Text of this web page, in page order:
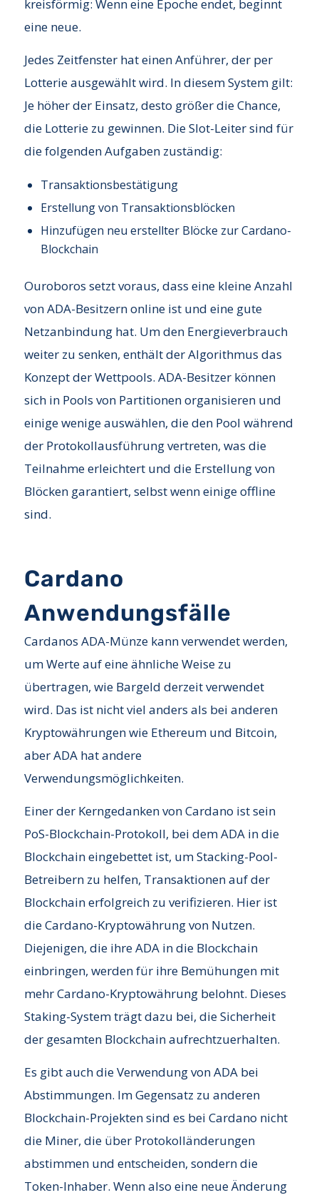
kreisförmig: Wenn eine Epoche endet, beginnt
eine neue.
Jedes Zeitfenster hat einen Anführer, der per
Lotterie ausgewählt wird. In diesem System gilt:
Je höher der Einsatz, desto größer die Chance,
die Lotterie zu gewinnen. Die Slot-Leiter sind für
die folgenden Aufgaben zuständig:
Transaktionsbestätigung
Erstellung von Transaktionsblöcken
Hinzufügen neu erstellter Blöcke zur Cardano-
Blockchain
Ouroboros setzt voraus, dass eine kleine Anzahl
von ADA-Besitzern online ist und eine gute
Netzanbindung hat. Um den Energieverbrauch
weiter zu senken, enthält der Algorithmus das
Konzept der Wettpools. ADA-Besitzer können
sich in Pools von Partitionen organisieren und
einige wenige auswählen, die den Pool während
der Protokollausführung vertreten, was die
Teilnahme erleichtert und die Erstellung von
Blöcken garantiert, selbst wenn einige offline
sind.
Cardano
Anwendungsfälle
Cardanos ADA-Münze kann verwendet werden,
um Werte auf eine ähnliche Weise zu
übertragen, wie Bargeld derzeit verwendet
wird. Das ist nicht viel anders als bei anderen
Kryptowährungen wie Ethereum und Bitcoin,
aber ADA hat andere
Verwendungsmöglichkeiten.
Einer der Kerngedanken von Cardano ist sein
PoS-Blockchain-Protokoll, bei dem ADA in die
Blockchain eingebettet ist, um Stacking-Pool-
Betreibern zu helfen, Transaktionen auf der
Blockchain erfolgreich zu verifizieren. Hier ist
die Cardano-Kryptowährung von Nutzen.
Diejenigen, die ihre ADA in die Blockchain
einbringen, werden für ihre Bemühungen mit
mehr Cardano-Kryptowährung belohnt. Dieses
Staking-System trägt dazu bei, die Sicherheit
der gesamten Blockchain aufrechtzuerhalten.
Es gibt auch die Verwendung von ADA bei
Abstimmungen. Im Gegensatz zu anderen
Blockchain-Projekten sind es bei Cardano nicht
die Miner, die über Protokolländerungen
abstimmen und entscheiden, sondern die
Token-Inhaber. Wenn also eine neue Änderung